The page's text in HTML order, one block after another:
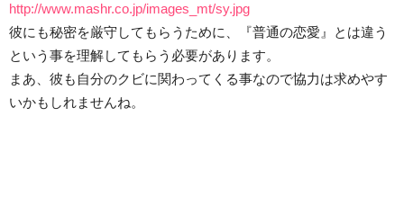
http://www.mashr.co.jp/images_mt/sy.jpg
彼にも秘密を厳守してもらうために、『普通の恋愛』とは違う
という事を理解してもらう必要があります。
まあ、彼も自分のクビに関わってくる事なので協力は求めやす
いかもしれませんね。